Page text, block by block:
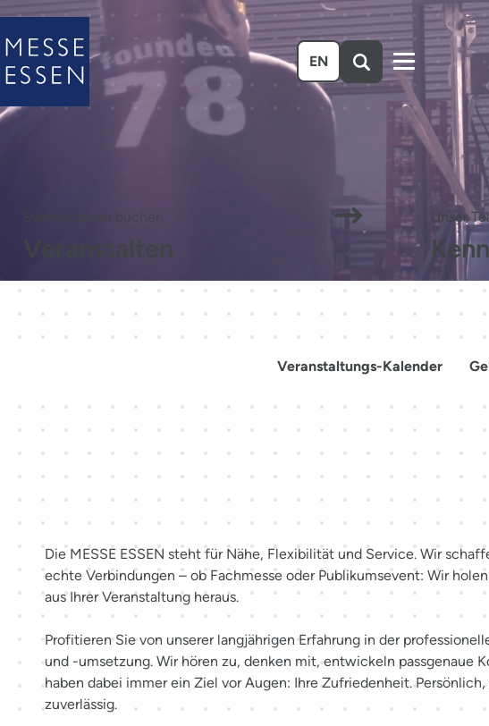
EN
Eventlocation buchen
Veranstalten
Unser
Veranstaltungs-Kalender
Mehr als Räume. Erlebnisse schaffen.
Die MESSE ESSEN steht für Nähe, Flexibilität und Service. Wir
echte Verbindungen – ob Fachmesse oder Publikumsevent: Wir
aus Ihrer Veranstaltung heraus.
Profitieren Sie von unserer langjährigen Erfahrung in der
und -umsetzung. Wir hören zu, denken mit, entwickeln passgenaue
haben dabei immer ein Ziel vor Augen: Ihre Zufriedenheit.
zuverlässig.